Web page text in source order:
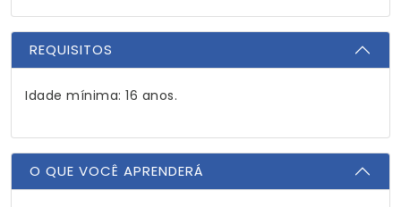
REQUISITOS
Idade mínima: 16 anos.
O QUE VOCÊ APRENDERÁ